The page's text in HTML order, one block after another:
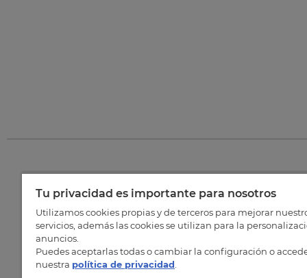
Tu privacidad es importante para nosotros
Utilizamos cookies propias y de terceros para mejorar
servicios, además las cookies se utilizan para la
anuncios.
Puedes aceptarlas todas o cambiar la configuración o
nuestra política de privacidad